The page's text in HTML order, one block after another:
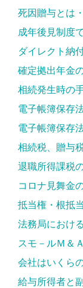
死因贈与とは
成年後見制度
ダイレクト納
確定拠出年金
相続発生時の
電子帳簿保
電子帳簿保存
相続税、贈与
退職所得課税
コロナ見舞金
抵当権・根抵
法務局におけ
スモ－ルＭ＆
会社はいくら
給与所得者と